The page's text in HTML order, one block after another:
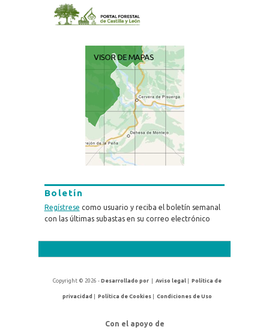
Boletín
Regístrese como usuario y reciba el boletín semanal
con las últimas subastas en su correo electrónico
Copyright © 2026 -Desarrollado por |Aviso legal |Política de
privacidad |Política de Cookies |Condiciones de Uso
Con el apoyo de